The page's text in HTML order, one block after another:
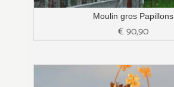
Moulin gros Papillons
€90,90